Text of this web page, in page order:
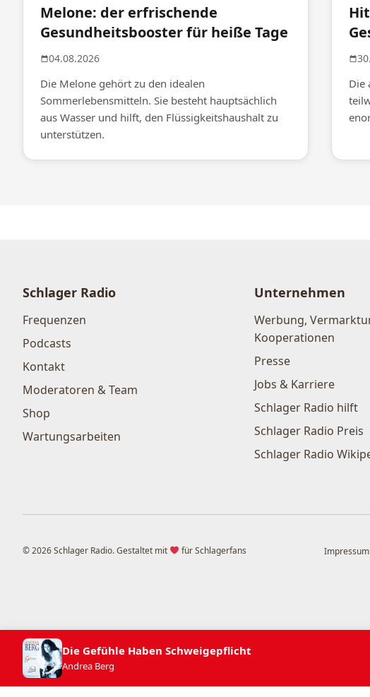
Melone: der erfrischende
Gesundheitsbooster für heiße Tage
04.08.2026
Die Melone gehört zu den idealen
Sommerlebensmitteln. Sie besteht hauptsächlich
aus Wasser und hilft, den Flüssigkeitshaushalt zu
unterstützen.
Die
Schlager Radio
Frequenzen
Podcasts
Kontakt
Moderatoren & Team
Shop
Wartungsarbeiten
Unternehmen
Werbung,
Kooperationen
Presse
Jobs & Karriere
Schlager Radio hilft
Schlager Radio Preis
Schlager Radio
© 2026 Schlager Radio. Gestaltet mit für Schlagerfans Impressum
Die Gefühle Haben Schweigepflicht
Andrea Berg